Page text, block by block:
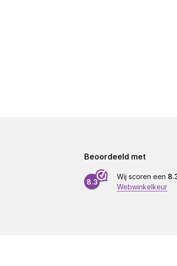
Beoordeeld met
8.3
Wij scoren een
Webwinkelkeur